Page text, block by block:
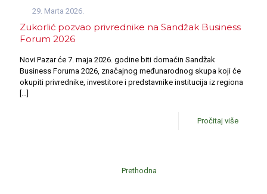
29. Marta 2026.
Zukorlić pozvao privrednike na Sandžak Business
Forum 2026
Novi Pazar će 7. maja 2026. godine biti domaćin Sandžak
Business Foruma 2026, značajnog međunarodnog skupa koji će
okupiti privrednike, investitore i predstavnike institucija iz regiona
[…]
Pročitaj više
Prethodna